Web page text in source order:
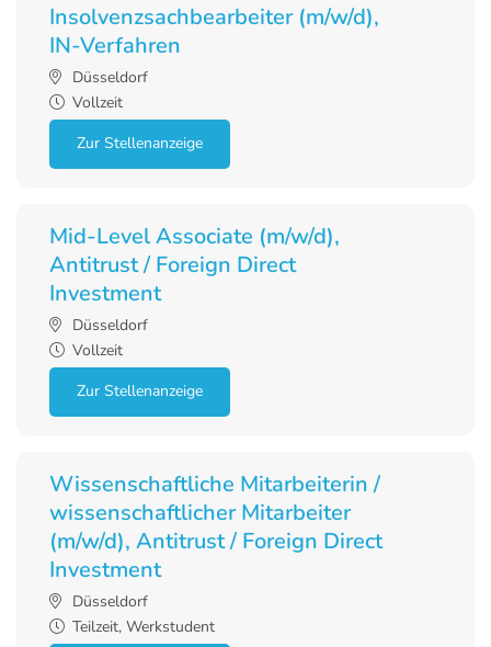
Insolvenzsachbearbeiter (m/w/d),
IN-Verfahren
Düsseldorf
Vollzeit
Zur Stellenanzeige
Mid-Level Associate (m/w/d),
Antitrust / Foreign Direct
Investment
Düsseldorf
Vollzeit
Zur Stellenanzeige
Wissenschaftliche Mitarbeiterin /
wissenschaftlicher Mitarbeiter
(m/w/d), Antitrust / Foreign Direct
Investment
Düsseldorf
Teilzeit, Werkstudent